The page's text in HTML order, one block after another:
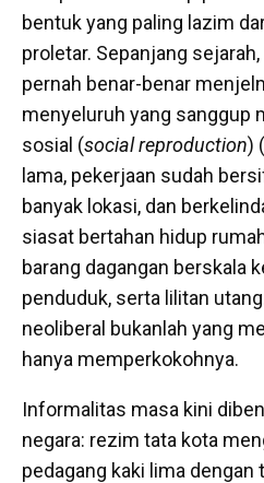
bentuk yang paling lazim
proletar. Sepanjang
pernah benar-benar
menyeluruh yang sanggup
sosial (social reproduction)
lama, pekerjaan sudah
banyak lokasi, dan
siasat bertahan hidup
barang dagangan berskala
penduduk, serta lilitan
neoliberal bukanlah yang
hanya memperkokohnya.
Informalitas masa kini
negara: rezim tata kota
pedagang kaki lima dengan